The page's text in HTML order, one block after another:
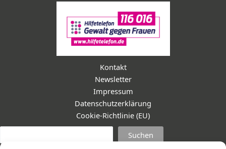
Kontakt
Newsletter
Impressum
Datenschutzerklärung
Cookie-Richtlinie (EU)
Suchen